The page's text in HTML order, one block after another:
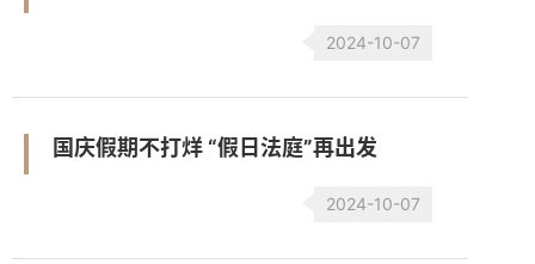
2024-10-07
国庆假期不打烊 “假日法庭”再出发
2024-10-07